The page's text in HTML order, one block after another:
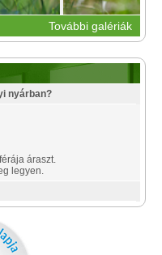
További galériák
nyárban?
áraszt.
legyen.